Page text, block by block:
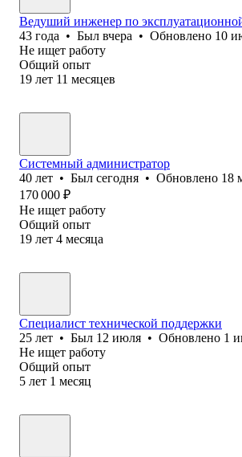
Ведуший инженер по
43 года • Был вчера • Обновлено 10
Не ищет работу
Общий опыт
19 лет 11 месяцев
Системный администратор
40 лет • Был сегодня • Обновлено 18
170 000 ₽
Не ищет работу
Общий опыт
19 лет 4 месяца
Специалист технической поддержки
25 лет • Был 12 июля • Обновлено 1
Не ищет работу
Общий опыт
5 лет 1 месяц